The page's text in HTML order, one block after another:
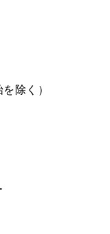
除く）